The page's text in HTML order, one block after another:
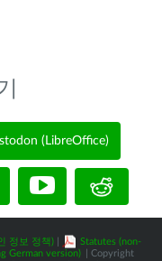
(LibreOffice)
정보 정책)
Statutes (non-
German version)
| Copyright